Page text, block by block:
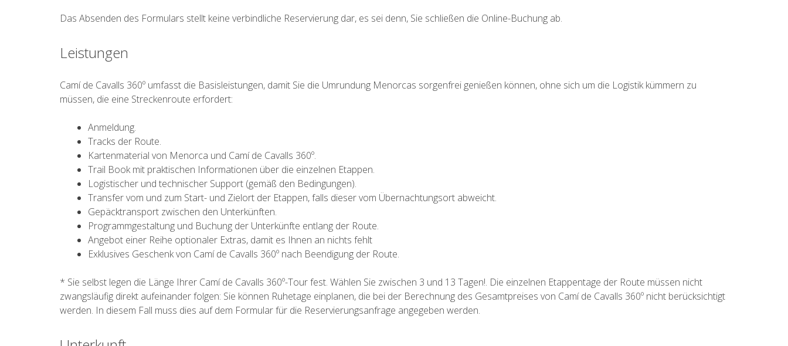
Das Absenden des Formulars stellt keine verbindliche Reservierung dar, es sei denn, Sie schließen die Online-Buchung ab.
Leistungen
Camí de Cavalls 360º umfasst die Basisleistungen, damit Sie die Umrundung Menorcas sorgenfrei genießen können, ohne sich um die Logistik kümmern zu
müssen, die eine Streckenroute erfordert:
Anmeldung.
Tracks der Route.
Kartenmaterial von Menorca und Camí de Cavalls 360º.
Trail Book mit praktischen Informationen über die einzelnen Etappen.
Logistischer und technischer Support (gemäß den Bedingungen).
Transfer vom und zum Start- und Zielort der Etappen, falls dieser vom Übernachtungsort abweicht.
Gepäcktransport zwischen den Unterkünften.
Programmgestaltung und Buchung der Unterkünfte entlang der Route.
Angebot einer Reihe optionaler Extras, damit es Ihnen an nichts fehlt
Exklusives Geschenk von Camí de Cavalls 360º nach Beendigung der Route.
* Sie selbst legen die Länge Ihrer Camí de Cavalls 360º-Tour fest. Wählen Sie zwischen 3 und 13 Tagen!. Die einzelnen Etappentage der Route müssen nicht
zwangsläufig direkt aufeinander folgen: Sie können Ruhetage einplanen, die bei der Berechnung des Gesamtpreises von Camí de Cavalls 360º nicht berücksichtigt
werden. In diesem Fall muss dies auf dem Formular für die Reservierungsanfrage angegeben werden.